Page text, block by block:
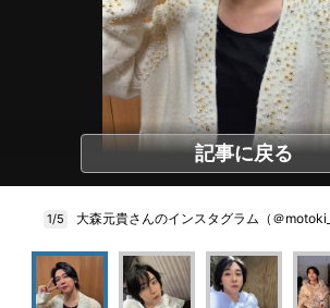
記事に戻る
1/5 大森元貴さんのインスタグラム（＠